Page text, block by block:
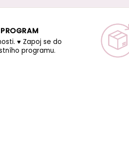
♥ Zapoj se do
programu.